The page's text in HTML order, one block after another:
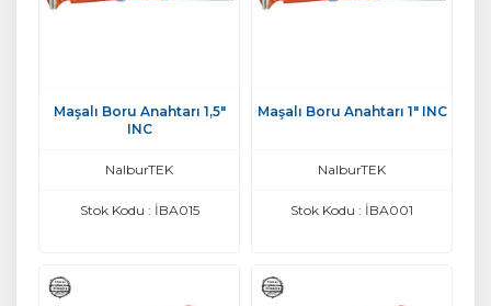
Maşalı Boru Anahtarı 1,5"
INC
NalburTEK
Stok Kodu : İBA015
Maşalı Boru Anahtarı 1" INC
NalburTEK
Stok Kodu : İBA001